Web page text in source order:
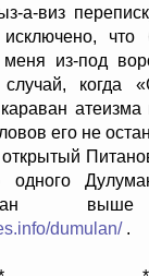
а-виз
что
из-под
когда
его не
одного
dumulan/ .